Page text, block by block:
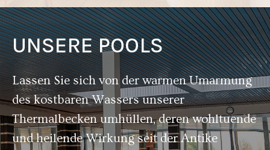
UNSERE POOLS
Lassen Sie sich von der warmen Umarmung
des kostbaren Wassers unserer
Thermalbecken umhüllen, deren wohltuende
und heilende Wirkung seit der Antike